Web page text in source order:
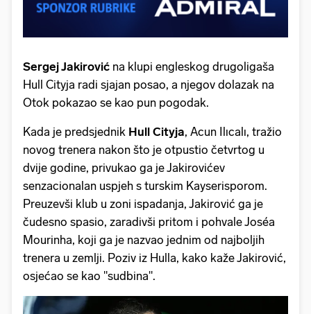
Sergej Jakirović na klupi engleskog drugoligaša
Hull Cityja radi sjajan posao, a njegov dolazak na
Otok pokazao se kao pun pogodak.
Kada je predsjednik Hull Cityja, Acun Ilıcalı, tražio
novog trenera nakon što je otpustio četvrtog u
dvije godine, privukao ga je Jakirovićev
senzacionalan uspjeh s turskim Kayserisporom.
Preuzevši klub u zoni ispadanja, Jakirović ga je
čudesno spasio, zaradivši pritom i pohvale Joséa
Mourinha, koji ga je nazvao jednim od najboljih
trenera u zemlji. Poziv iz Hulla, kako kaže Jakirović,
osjećao se kao "sudbina".